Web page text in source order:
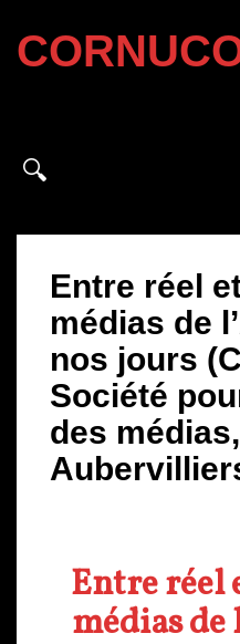
Entre réel
médias de
nos jours
Société
des médias,
Entre réel
médias